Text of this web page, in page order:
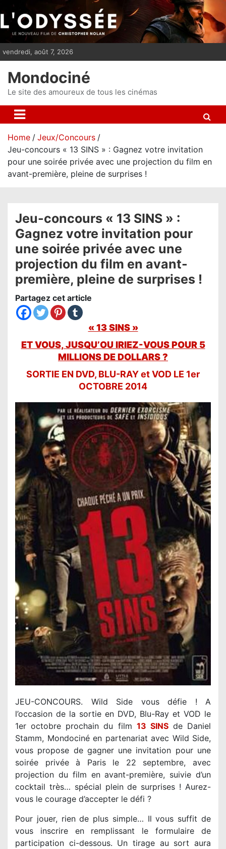
i
p
n
vendredi, août 7, 2026
Mondociné
Le site des amoureux de tous les cinémas
Home
Jeux/Concours
Jeu-concours « 13 SINS » : Gagnez votre invitation
pour une soirée privée avec une projection du film en
avant-première, pleine de surprises !
Jeu-concours « 13 SINS » :
Gagnez votre invitation pour
une soirée privée avec une
projection du film en avant-
première, pleine de surprises !
Partagez cet article
« 13 SINS »
ET VOUS, JUSQU’OU IRIEZ-VOUS POUR 5
MILLIONS DE DOLLARS ?
SORTIE EN DVD, BLU-RAY et VOD LE 1er
OCTOBRE 2014
JEU-CONCOURS. Wild Side vous défie ! A
l’occasion de la sortie en DVD, Blu-Ray et VOD le
1er octobre prochain du film 13 SINSde Daniel
Stamm, Mondociné en partenariat avec Wild Side,
vous propose de gagner une invitation pour une
soirée privée à Paris le 22 septembre, avec
projection du film en avant-première, suivie d’un
cocktail très… spécial plein de surprises ! Aurez-
vous le courage d’accepter le défi ?
Pour jouer, rien de plus simple… Il vous suffit de
vous inscrire en remplissant le formulaire de
participation ci-dessous. Un tirage au sort aura